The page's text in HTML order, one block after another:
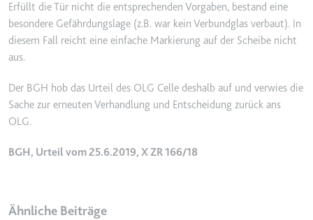
Anbieter:
smartlaw.de
Zweck:
Wird verwendet, um die Effizienz
der Werbeaktivitäten der Website
Website über mehrere Websites
hinweg gesammelt werden.
Typ:
HTTP-Cookie
_gcl_ls
Erfüllt die Tür nicht die entsprechenden Vorgaben, bestand eine
besondere Gefährdungslage (z.B. war kein Verbundglas verbaut). In
diesem Fall reicht eine einfache Markierung auf der Scheibe nicht
aus.
Der BGH hob das Urteil des OLG Celle deshalb auf und verwies die
Sache zur erneuten Verhandlung und Entscheidung zurück ans
OLG.
BGH, Urteil vom 25.6.2019, X ZR 166/18
Ähnliche Beiträge